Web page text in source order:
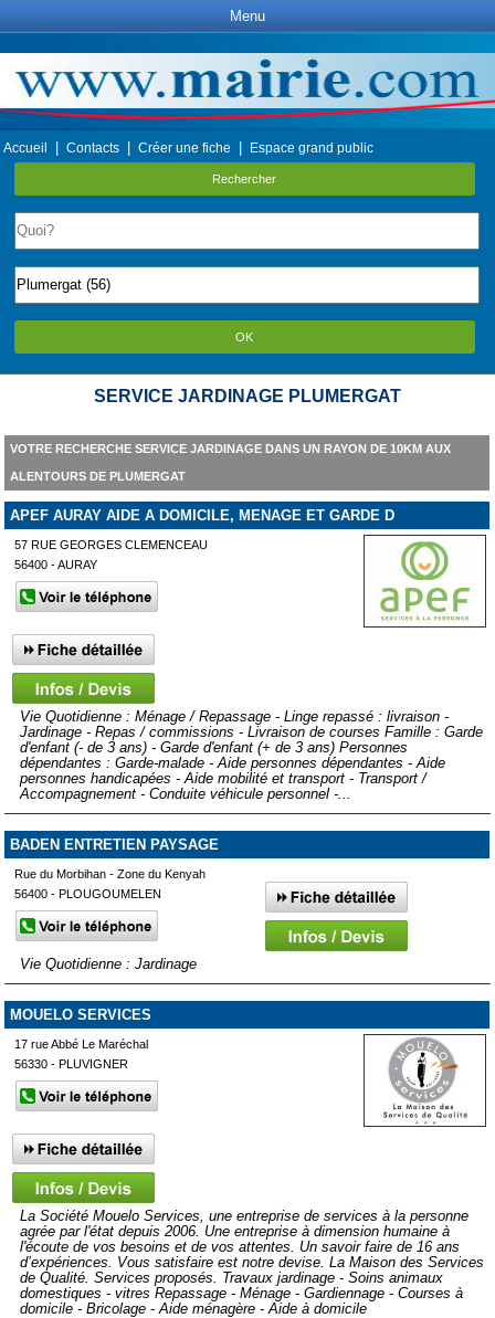
Menu
Accueil Contacts Créer une fiche Espace grand public
Rechercher
OK
SERVICE JARDINAGE PLUMERGAT
VOTRE RECHERCHE SERVICE JARDINAGE DANS UN RAYON DE 10KM AUX
ALENTOURS DE PLUMERGAT
APEF AURAY AIDE A DOMICILE, MENAGE ET GARDE D
57 RUE GEORGES CLEMENCEAU
56400 - AURAY
Vie Quotidienne : Ménage / Repassage - Linge repassé : livraison -
Jardinage - Repas / commissions - Livraison de courses Famille : Garde
d'enfant (- de 3 ans) - Garde d'enfant (+ de 3 ans) Personnes
dépendantes : Garde-malade - Aide personnes dépendantes - Aide
personnes handicapées - Aide mobilité et transport - Transport /
Accompagnement - Conduite véhicule personnel -...
BADEN ENTRETIEN PAYSAGE
Rue du Morbihan - Zone du Kenyah
56400 - PLOUGOUMELEN
Vie Quotidienne : Jardinage
MOUELO SERVICES
17 rue Abbé Le Maréchal
56330 - PLUVIGNER
La Société Mouelo Services, une entreprise de services à la personne
agrée par l'état depuis 2006. Une entreprise à dimension humaine à
l'écoute de vos besoins et de vos attentes. Un savoir faire de 16 ans
d’expériences. Vous satisfaire est notre devise. La Maison des Services
de Qualité. Services proposés. Travaux jardinage - Soins animaux
domestiques - vitres Repassage - Ménage - Gardiennage - Courses à
domicile - Bricolage - Aide ménagère - Aide à domicile